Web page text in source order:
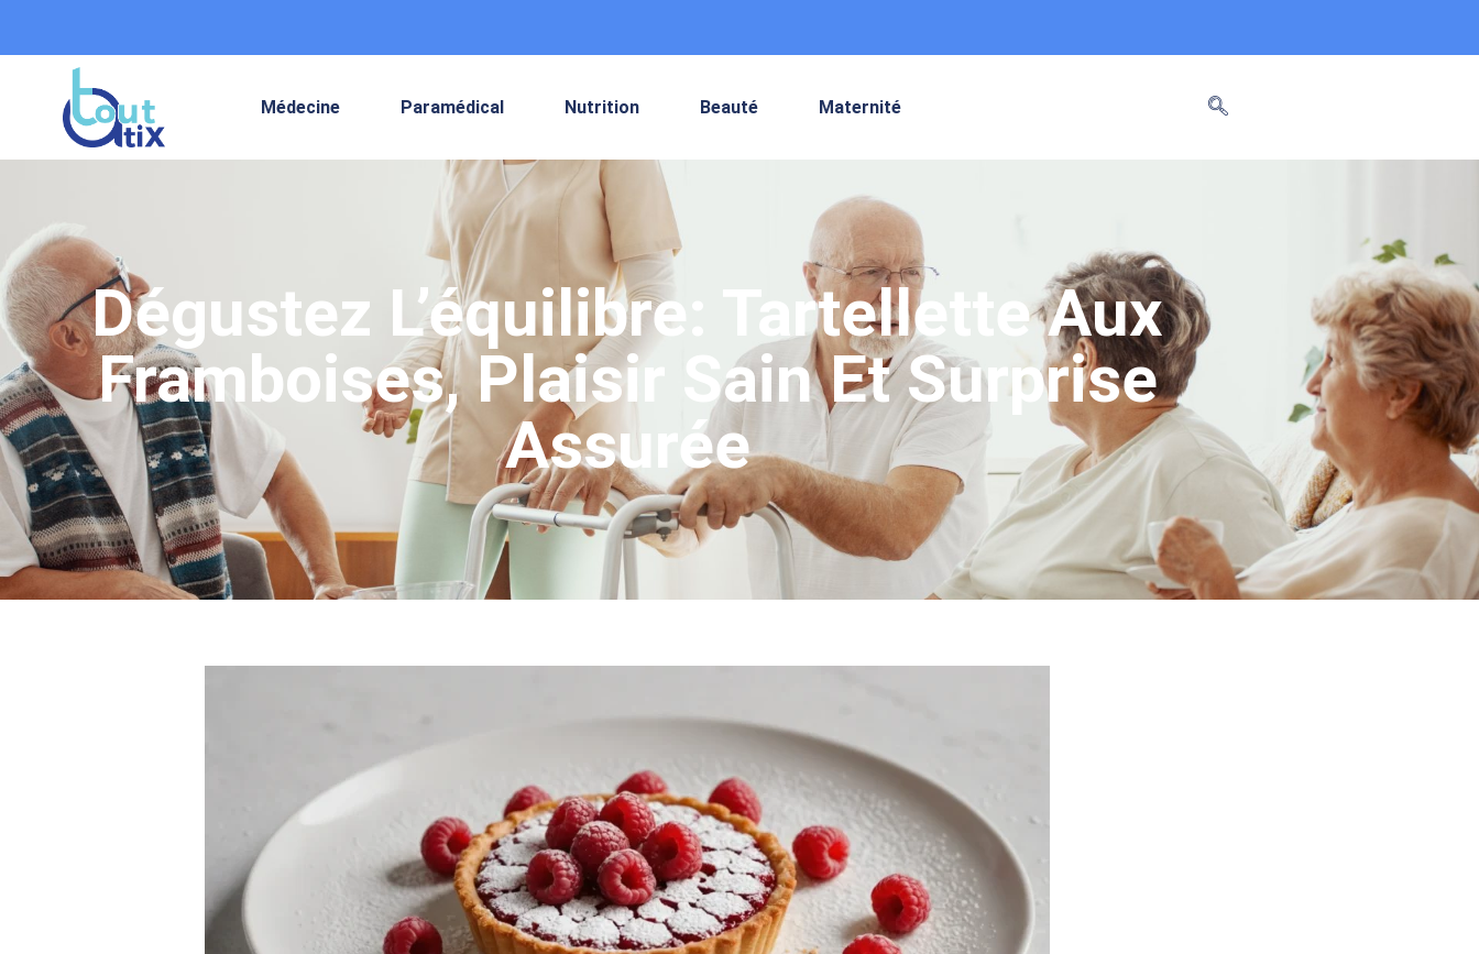
Médecine Paramédical Nutrition Beauté Maternité
Dégustez L’équilibre: Tartellette Aux
Framboises, Plaisir Sain Et Surprise
Assurée